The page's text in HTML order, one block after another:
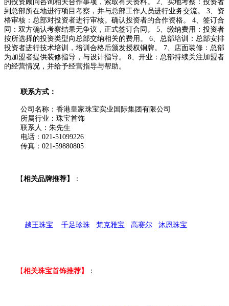
的投资顾问咨询相关合作事项，索取有关资料。 2、实地考察：投资者
到总部所在地进行项目考察，并与总部工作人员进行业务交流。 3、资
格审核：总部对投资者进行审核。确认投资者的合作资格。 4、签订合
同：双方确认考察结果无争议，正式签订合同。 5、缴纳费用：投资者
按所选择的投资类型向总部交纳相关的费用。 6、总部培训：总部安排
投资者进行技术培训，培训合格后颁发授权铜牌。 7、店面装修：总部
为加盟者提供装修指导，与设计指导。 8、开业：总部持续关注加盟者
的经营情况，并给予经营指导与帮助。
联系方式：
公司名称：香港皇家珠宝实业国际集团有限公司
所属行业：珠宝首饰
联系人：朱先生
电话：021-51099226
传真：021-59880805
【相关品牌推荐】 ：
越王珠宝 千足珍珠 梵克雅宝 高赛尔 沐恩珠宝
【相关珠宝首饰推荐】 ：